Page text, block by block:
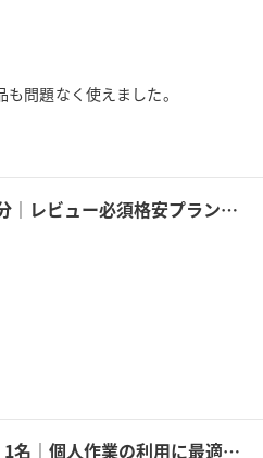
問題なく使えました。
インボイス対応！新横浜4分｜レビュー必須格安プラン｜14席｜土足OK｜Wi-Fi｜43型モニター｜ボドゲ｜面接・勉強｜トイレは女性に嬉しいお部屋外男女別
駅直結！横浜駅徒歩30秒｜1名｜個人作業の利用に最適！エキニア横浜｜5階ハマポート「コワーキングスペース」B